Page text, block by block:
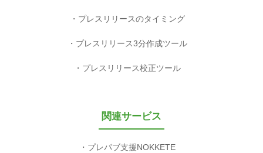
プレスリリースのタイミング
プレスリリース3分作成ツール
プレスリリース校正ツール
関連サービス
プレパブ支援NOKKETE